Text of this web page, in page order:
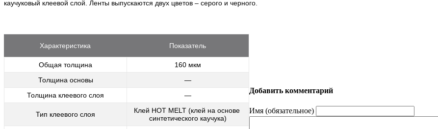
каучуковый клеевой слой. Ленты выпускаются двух цветов – серого и черного.
Характеристика Показатель
Общая толщина
160 мкм
Толщина основы
—
Толщина клеевого слоя
—
Тип клеевого слоя
Клей HOT MELT (клей на основе
синтетического каучука)
Добавить комментарий
Имя (обязательное)